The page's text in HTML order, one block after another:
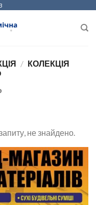
/ КОЛЕКЦІЯ
не знайдено.